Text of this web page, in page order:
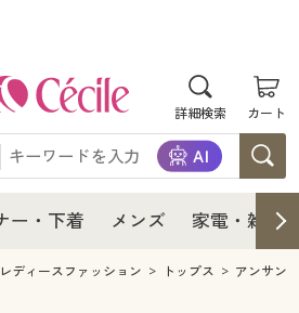
詳細検索 カート
て
ー・下着 メンズ 家電・雑貨
て
レディースファッション トップス アンサン